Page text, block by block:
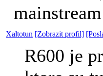
Xaltotun [Zobrazit profil]
R600 je